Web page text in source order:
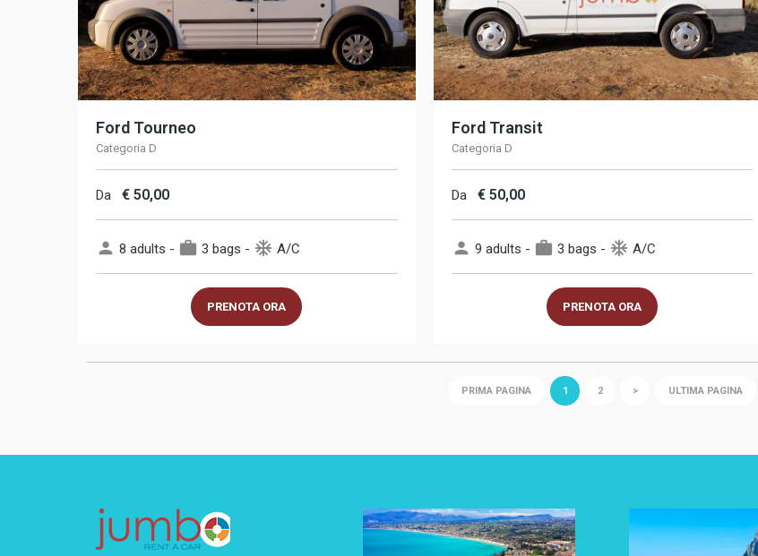
Ford Tourneo
Categoria D
Da € 50,00
person 8 adults - work 3 bags - ac_unit A/C
PRENOTA ORA
Ford Transit
Categoria D
Da € 50,00
person 9 adults - work 3 bags - ac_unit A/C
PRENOTA ORA
PRIMA PAGINA 1 2 > ULTIMA PAGINA